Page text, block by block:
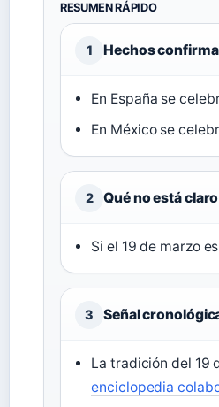
RESUMEN RÁPIDO
1 Hechos
En España se
En México se
2 Qué no está claro
Si el 19 de marzo
3 Señal
La tradición del 19
enciclopedia